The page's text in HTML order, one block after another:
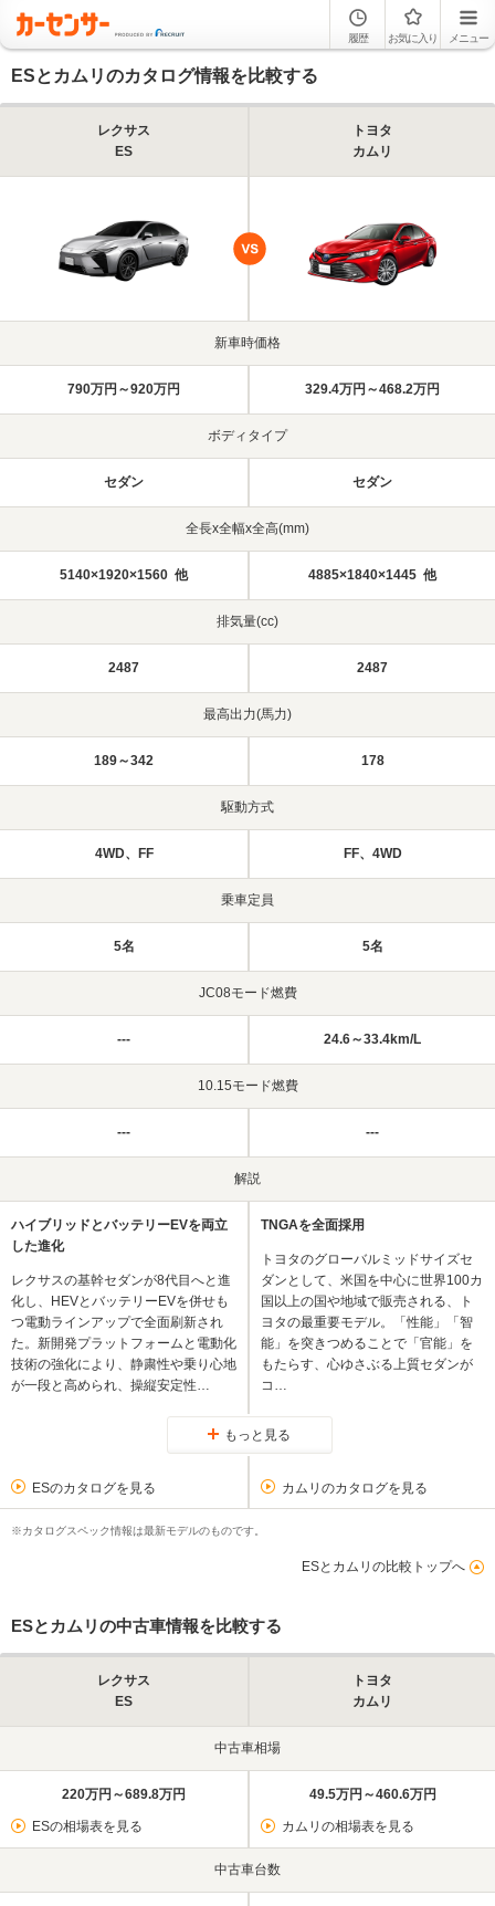
履歴 お気に入り メニュー
ESとカムリのカタログ情報を比較する
レクサス
ES
トヨタ
カムリ
新車時価格
790万円～920万円 329.4万円～468.2万円
ボディタイプ
セダン セダン
全長x全幅x全高(mm)
5140×1920×1560 他 4885×1840×1445 他
排気量(cc)
2487 2487
最高出力(馬力)
189～342 178
駆動方式
4WD、FF FF、4WD
乗車定員
5名 5名
JC08モード燃費
--- 24.6～33.4km/L
10.15モード燃費
--- ---
解説
ハイブリッドとバッテリーEVを両立
した進化
レクサスの基幹セダンが8代目へと進
化し、HEVとバッテリーEVを併せも
つ電動ラインアップで全面刷新され
た。新開発プラットフォームと電動化
技術の強化により、静粛性や乗り心地
が一段と高められ、操縦安定性…
TNGAを全面採用
トヨタのグローバルミッドサイズセ
ダンとして、米国を中心に世界100カ
国以上の国や地域で販売される、ト
ヨタの最重要モデル。「性能」「智
能」を突きつめることで「官能」を
もたらす、心ゆさぶる上質セダンが
コ…
もっと見る
ESのカタログを見る カムリのカタログを見る
※カタログスペック情報は最新モデルのものです。
ESとカムリの比較トップへ
ESとカムリの中古車情報を比較する
レクサス
ES
トヨタ
カムリ
中古車相場
220万円～689.8万円
ESの相場表を見る
49.5万円～460.6万円
カムリの相場表を見る
中古車台数